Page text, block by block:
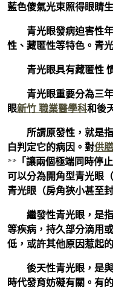
藍色傻氣光束照得眼睛
青光眼發病迫害性
性、藏匿性等特色。青
青光眼具有藏匿性
青光眼重要分為三
眼新竹 職業醫學科和後
所謂原發性，就是
白判定它的病因。對供
**「讓兩個極端同時停
可以分為開角型青光眼
青光眼（房角狹小甚至
繼發性青光眼，是
等疾病，持久部分滴用
低，或許其他原因惹起
後天性青光眼，是
時代發育妨礙有關。有